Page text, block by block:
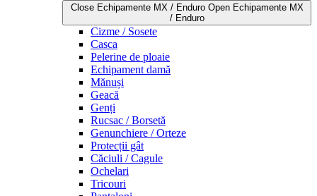
Close Echipamente MX / Enduro Open Echipamente MX
/ Enduro
Cizme / Sosete
Casca
Pelerine de ploaie
Echipament damă
Mănuși
Geacă
Genți
Rucsac / Borsetă
Genunchiere / Orteze
Protecții gât
Căciuli / Cagule
Ochelari
Tricouri